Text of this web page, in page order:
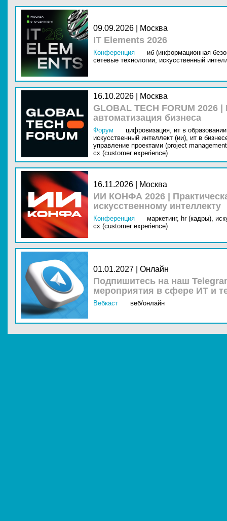
09.09.2026 | Москва
IT Elements 2026
Конференция
иб (информационная
сетевые технологии, искусственный
16.10.2026 | Москва
GLOBAL TECH FORUM
автоматизация бизнеса
Форум цифровизация, ит в
искусственный интеллект (ии), ит в
управление проектами (project
cx (customer experience)
16.11.2026 | Москва
ИИ КОНФА 2026 |
искусственному интеллекту
Конференция маркетинг, hr (кадры),
cx (customer experience)
01.01.2027 | Онлайн
Подпишитесь на наш
мероприятия в сфере ИТ и
Вебкаст веб/онлайн